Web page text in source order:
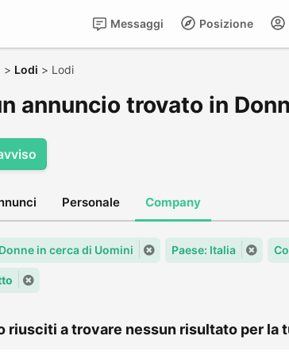
Posizione
Messaggi
> Lodi > Lodi
annuncio trovato in
Personale Company
in cerca di Uomini Paese: Italia
riusciti a trovare nessun risultato per la